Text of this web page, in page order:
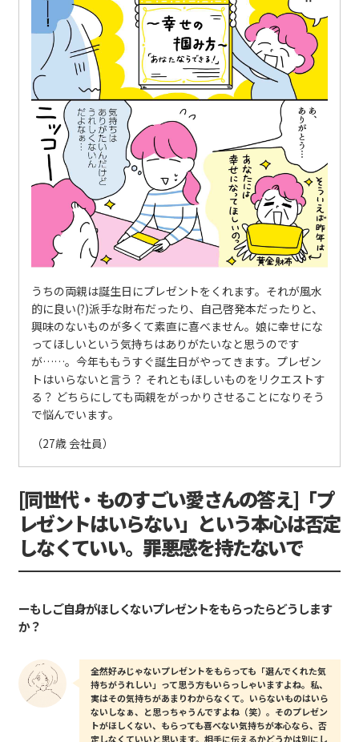
うちの両親は誕生日にプレゼントをくれます。それが風水
的に良い(?)派手な財布だったり、自己啓発本だったりと、
興味のないものが多くて素直に喜べません。娘に幸せにな
ってほしいという気持ちはありがたいなと思うのです
が……。今年ももうすぐ誕生日がやってきます。プレゼン
トはいらないと言う？ それともほしいものをリクエストす
る？ どちらにしても両親をがっかりさせることになりそう
で悩んでいます。
（27歳 会社員）
[同世代・ものすごい愛さんの答え]「プ
レゼントはいらない」という本心は否定
しなくていい。罪悪感を持たないで
ーもしご自身がほしくないプレゼントをもらったらどうします
か？
全然好みじゃないプレゼントをもらっても「選んでくれた気
持ちがうれしい」って思う方もいらっしゃいますよね。私、
実はその気持ちがあまりわからなくて。いらないものはいら
ないしなぁ、と思っちゃうんですよね（笑）。そのプレゼン
トがほしくない、もらっても喜べない気持ちが本心なら、否
定しなくていいと思います。相手に伝えるかどうかは別にし